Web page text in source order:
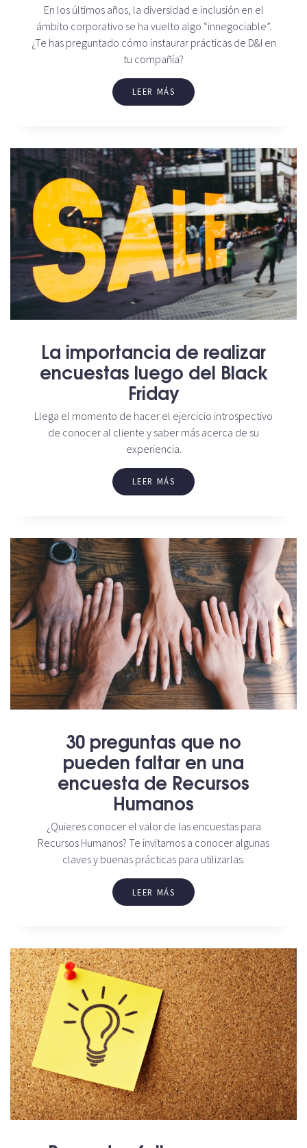
En los últimos años, la diversidad e inclusión en el
ámbito corporativo se ha vuelto algo “innegociable”.
¿Te has preguntado cómo instaurar prácticas de D&I en
tu compañía?
LEER MÁS
La importancia de realizar
encuestas luego del Black
Friday
Llega el momento de hacer el ejercicio introspectivo
de conocer al cliente y saber más acerca de su
experiencia.
LEER MÁS
30 preguntas que no
pueden faltar en una
encuesta de Recursos
Humanos
¿Quieres conocer el valor de las encuestas para
Recursos Humanos? Te invitamos a conocer algunas
claves y buenas prácticas para utilizarlas.
LEER MÁS